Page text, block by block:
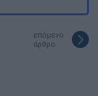
επόμενο
άρθρο